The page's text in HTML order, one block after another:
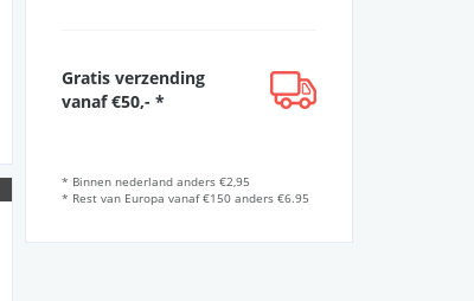
Gratis verzending
vanaf €50,- *
* Binnen nederland anders €2,95
* Rest van Europa vanaf €150 anders €6.95